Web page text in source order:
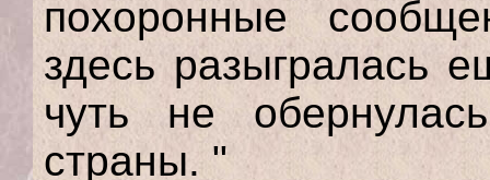
похоронные
здесь разыгралась
чуть не
страны. "